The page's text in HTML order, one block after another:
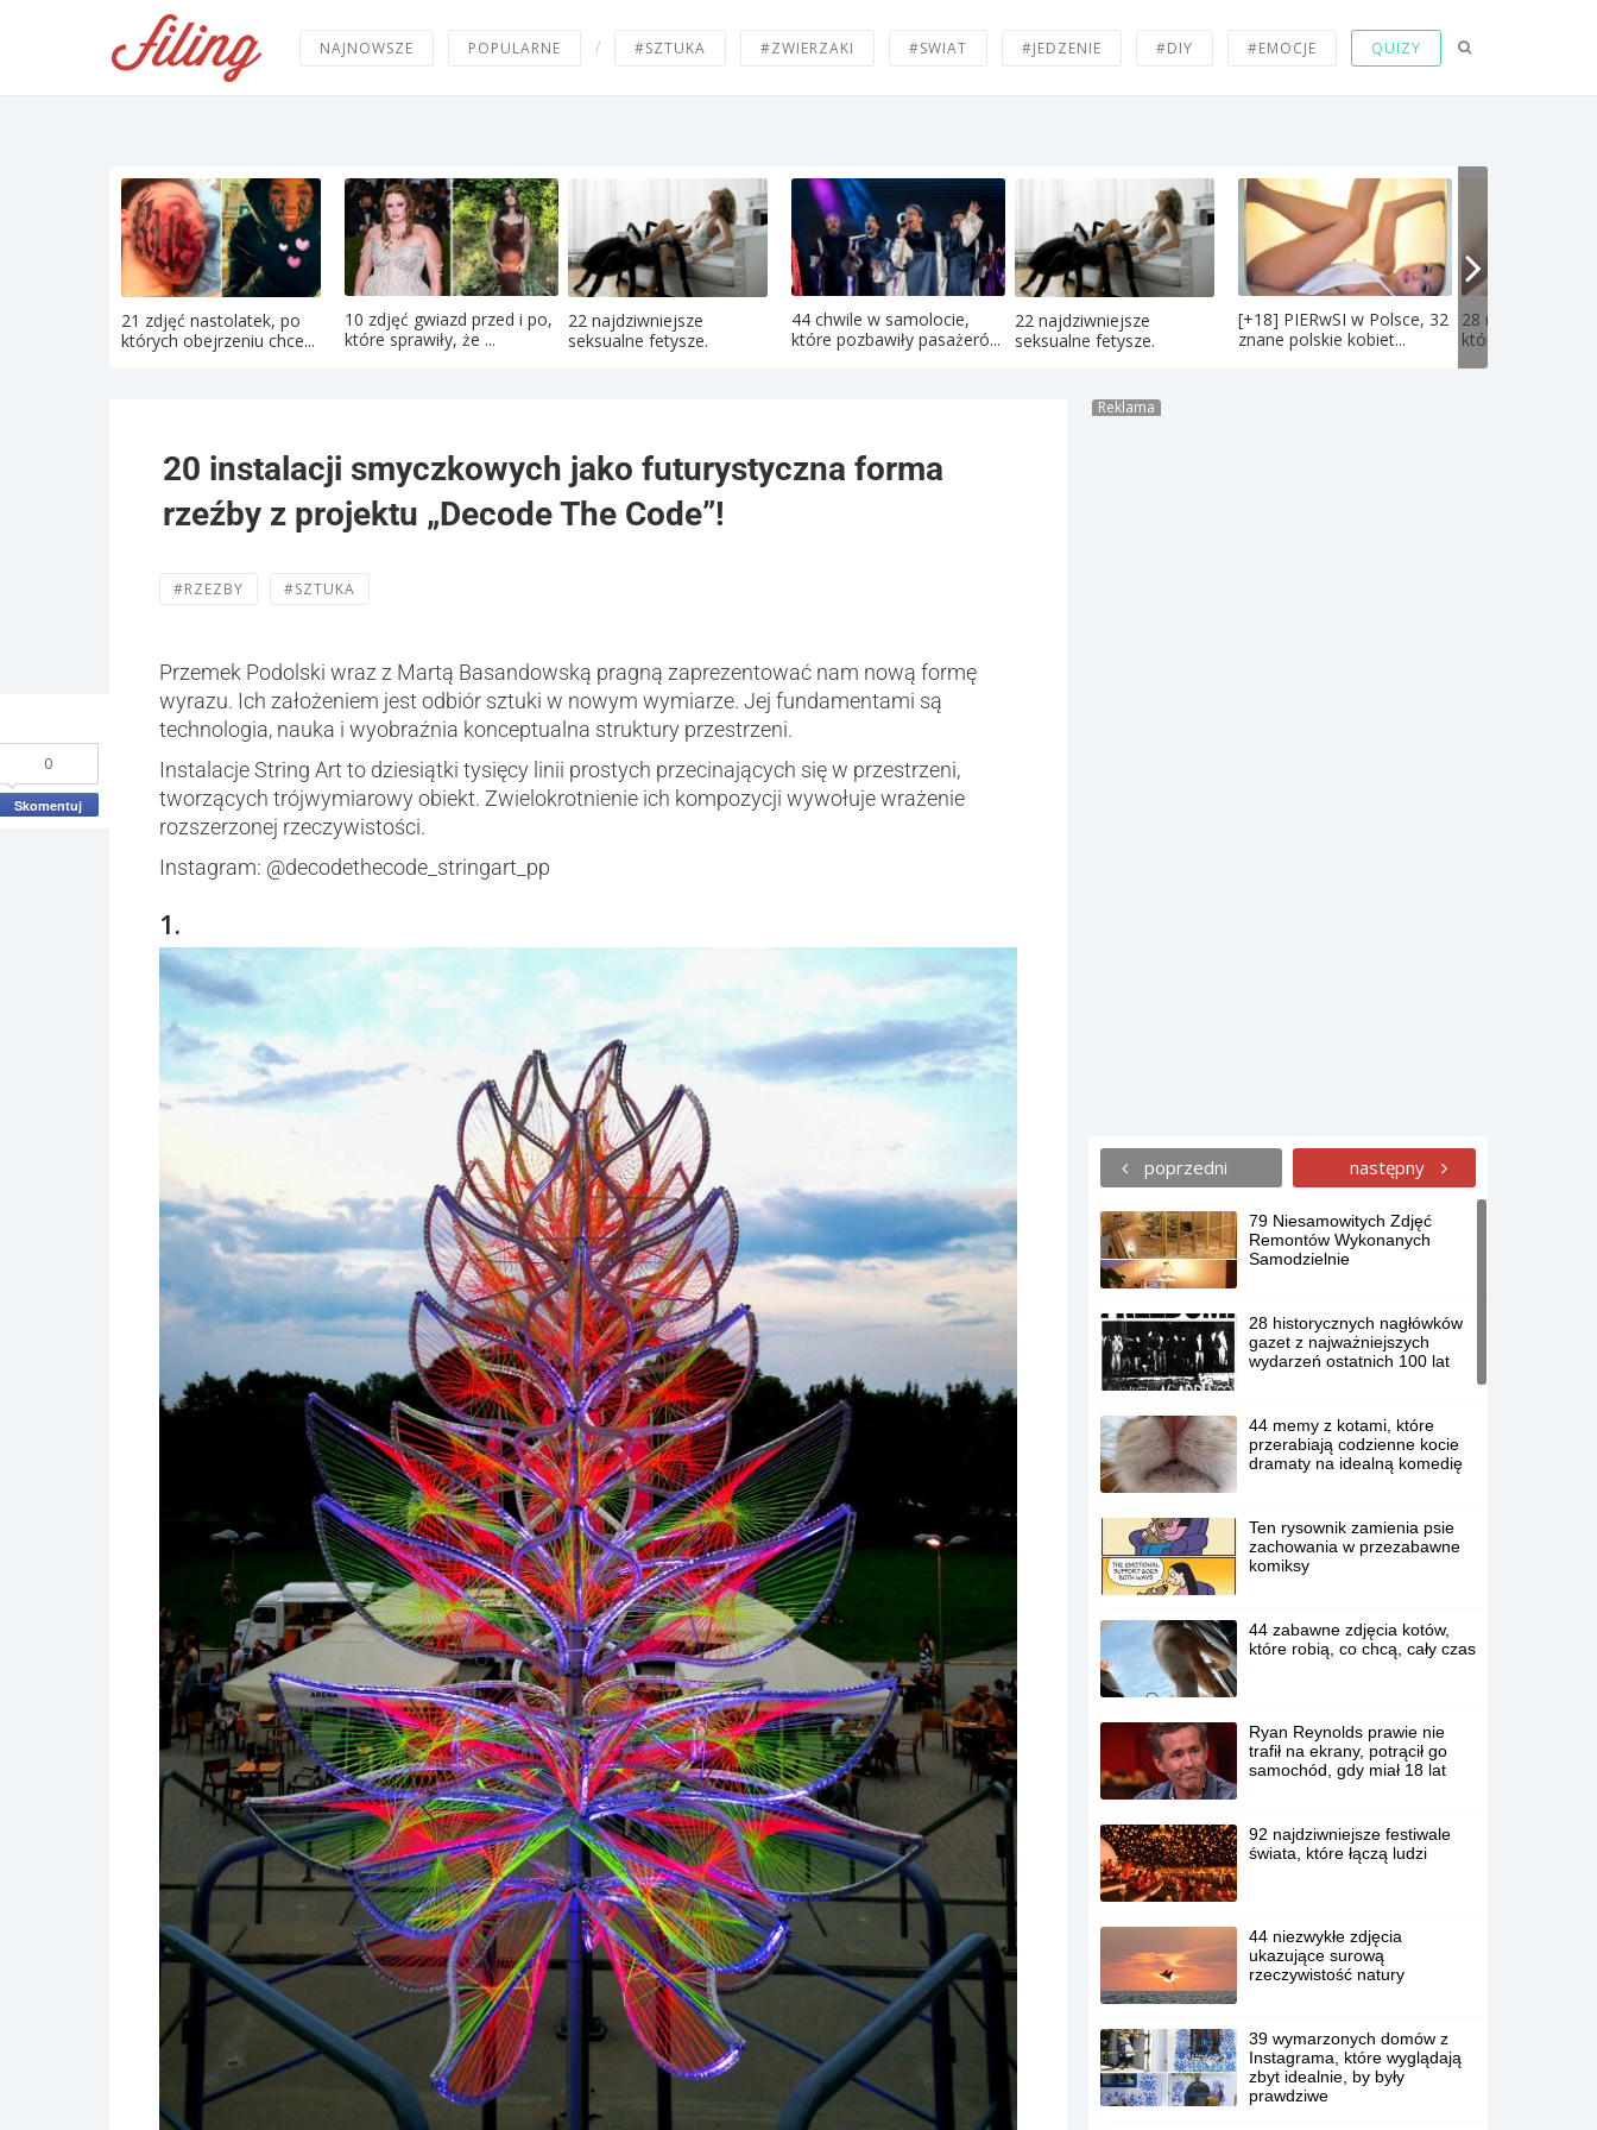
NAJNOWSZE POPULARNE / #SZTUKA #ZWIERZAKI #SWIAT #JEDZENIE #DIY #EMOCJE QUIZY
21 zdjęć nastolatek, po
których obejrzeniu chce...
10 zdjęć gwiazd przed i po,
które sprawiły, że ...
22 najdziwniejsze
seksualne fetysze.
44 chwile w samolocie,
które pozbawiły pasażeró...
22 najdziwniejsze
seksualne fetysze.
[+18] PIERwSI w Polsce, 32
znane polskie kobiet...
28
których nie
20 instalacji smyczkowych jako futurystyczna forma
rzeźby z projektu „Decode The Code”!
#RZEZBY #SZTUKA
0
Skomentuj
Przemek Podolski wraz z Martą Basandowską pragną zaprezentować nam nową formę
wyrazu. Ich założeniem jest odbiór sztuki w nowym wymiarze. Jej fundamentami są
technologia, nauka i wyobraźnia konceptualna struktury przestrzeni.
Instalacje String Art to dziesiątki tysięcy linii prostych przecinających się w przestrzeni,
tworzących trójwymiarowy obiekt. Zwielokrotnienie ich kompozycji wywołuje wrażenie
rozszerzonej rzeczywistości.
Instagram: @decodethecode_stringart_pp
1.
Reklama
poprzedni następny
79 Niesamowitych Zdjęć
Remontów Wykonanych
Samodzielnie
28 historycznych nagłówków
gazet z najważniejszych
wydarzeń ostatnich 100 lat
44 memy z kotami, które
przerabiają codzienne kocie
dramaty na idealną komedię
Ten rysownik zamienia psie
zachowania w przezabawne
komiksy
44 zabawne zdjęcia kotów,
które robią, co chcą, cały czas
Ryan Reynolds prawie nie
trafił na ekrany, potrącił go
samochód, gdy miał 18 lat
92 najdziwniejsze festiwale
świata, które łączą ludzi
44 niezwykłe zdjęcia
ukazujące surową
rzeczywistość natury
39 wymarzonych domów z
Instagrama, które wyglądają
zbyt idealnie, by były
prawdziwe